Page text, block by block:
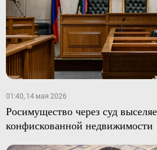
01:40, 14 мая 2026
Росимущество через суд
конфискованной недвижимости